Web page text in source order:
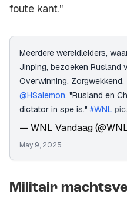
foute kant."
Meerdere wereldleiders,
Jinping, bezoeken Rusland
Overwinning.
@HSalemon. "Rusland en
dictator in spe is." #WNL
— WNL Vandaag
May 9, 2025
Militair